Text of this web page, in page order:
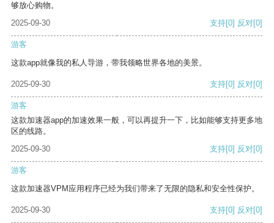
够放心购物。
2025-09-30
支持[0] 反对[0]
游客
这款app就像我的私人导游，带我领略世界各地的美景。
2025-09-30 支持[0] 反对[0]
游客
这款加速器app的加速效果一般，可以再提升一下，比如能够支持更多地
区的线路。
2025-09-30
支持[0] 反对[0]
游客
这款加速器VPM应用程序已经为我们带来了无限的隐私和安全性保护。
2025-09-30 支持[0] 反对[0]